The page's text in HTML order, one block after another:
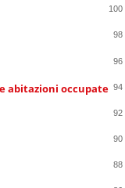
abitazioni occupate
88
90
92
94
96
98
100